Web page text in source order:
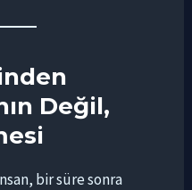
Değil,
bir süre sonra